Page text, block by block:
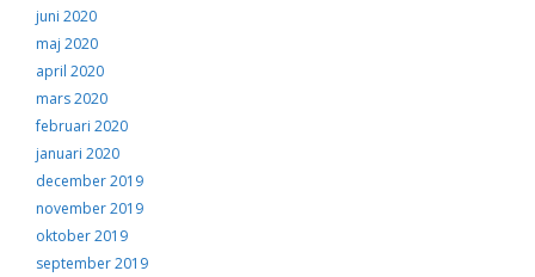
juni 2020
maj 2020
april 2020
mars 2020
februari 2020
januari 2020
december 2019
november 2019
oktober 2019
september 2019